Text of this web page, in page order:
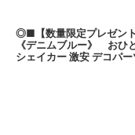
◎■【数量限定プレゼン
《デニムブルー》 おひ
シェイカー 激安 デコパ